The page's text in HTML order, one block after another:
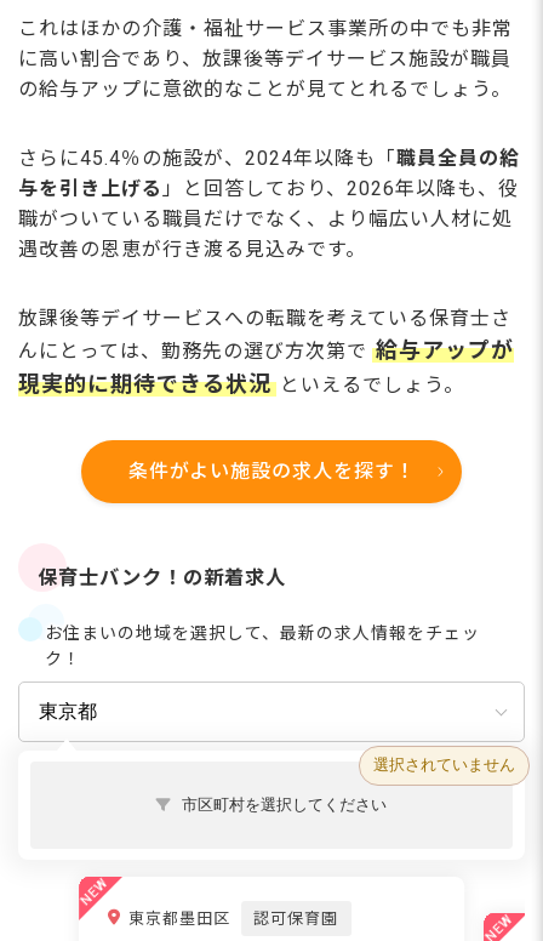
これはほかの介護・福祉サービス事業所の中でも非常
に高い割合であり、放課後等デイサービス施設が職員
の給与アップに意欲的なことが見てとれるでしょう。
さらに45.4％の施設が、2024年以降も「 職員全員の給
与を引き上げる 」と回答しており、2026年以降も、役
職がついている職員だけでなく、より幅広い人材に処
遇改善の恩恵が行き渡る見込みです。
放課後等デイサービスへの転職を考えている保育士さ
んにとっては、勤務先の選び方次第で 給与アップが
現実的に期待できる状況 といえるでしょう。
条件がよい施設の求人を探す！
保育士バンク！の新着求人
お住まいの地域を選択して、最新の求人情報をチェッ
ク！
選択されていません
市区町村を選択してください
東京都墨田区 認可保育園